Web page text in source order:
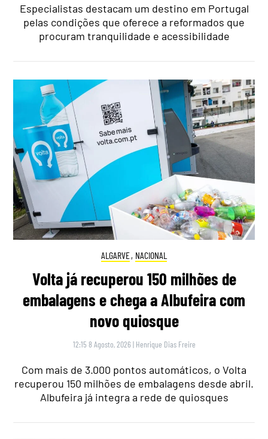
Especialistas destacam um destino em Portugal
pelas condições que oferece a reformados que
procuram tranquilidade e acessibilidade
ALGARVE, NACIONAL
Volta já recuperou 150 milhões de
embalagens e chega a Albufeira com
novo quiosque
12:15 8 Agosto, 2026 | Henrique Dias Freire
Com mais de 3.000 pontos automáticos, o Volta
recuperou 150 milhões de embalagens desde abril.
Albufeira já integra a rede de quiosques